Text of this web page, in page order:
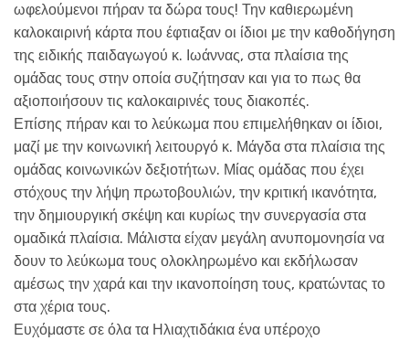
ωφελούμενοι πήραν τα δώρα τους! Την καθιερωμένη
καλοκαιρινή κάρτα που έφτιαξαν οι ίδιοι με την καθοδήγηση
της ειδικής παιδαγωγού κ. Ιωάννας, στα πλαίσια της
ομάδας τους στην οποία συζήτησαν και για το πως θα
αξιοποιήσουν τις καλοκαιρινές τους διακοπές.
Επίσης πήραν και το λεύκωμα που επιμελήθηκαν οι ίδιοι,
μαζί με την κοινωνική λειτουργό κ. Μάγδα στα πλαίσια της
ομάδας κοινωνικών δεξιοτήτων. Μίας ομάδας που έχει
στόχους την λήψη πρωτοβουλιών, την κριτική ικανότητα,
την δημιουργική σκέψη και κυρίως την συνεργασία στα
ομαδικά πλαίσια. Μάλιστα είχαν μεγάλη ανυπομονησία να
δουν το λεύκωμα τους ολοκληρωμένο και εκδήλωσαν
αμέσως την χαρά και την ικανοποίηση τους, κρατώντας το
στα χέρια τους.
Ευχόμαστε σε όλα τα Ηλιαχτιδάκια ένα υπέροχο